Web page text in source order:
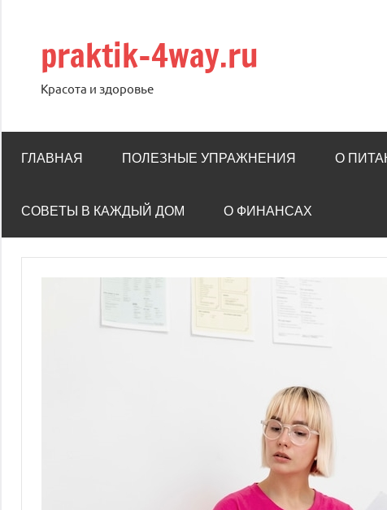
содержимому
praktik-4way.ru
Красота и здоровье
ГЛАВНАЯ ПОЛЕЗНЫЕ УПРАЖНЕНИЯ О
СОВЕТЫ В КАЖДЫЙ ДОМ О ФИНАНСАХ